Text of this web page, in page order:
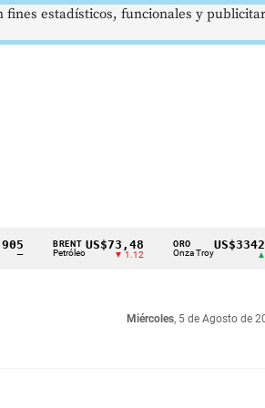
BRENT
Petróleo
US$73,48
▼ 1.12 Onza Troy
US$3342,60
▲ 8.20
Miércoles, 5 de Agosto de
estadísticos, funcionales y